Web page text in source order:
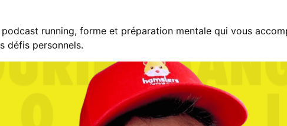
running, forme et préparation mentale qui vous
défis personnels.